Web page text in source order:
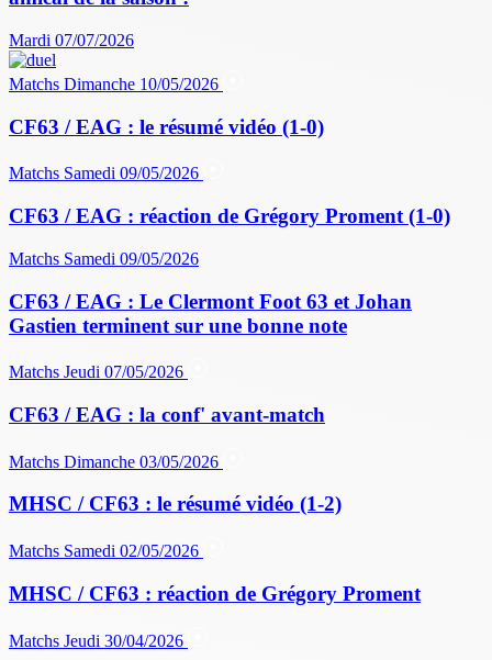
Mardi 07/07/2026
Matchs Dimanche 10/05/2026
CF63 / EAG : le résumé vidéo (1-0)
Matchs Samedi 09/05/2026
CF63 / EAG : réaction de Grégory Proment (1-0)
Matchs Samedi 09/05/2026
CF63 / EAG : Le Clermont Foot 63 et Johan
Gastien terminent sur une bonne note
Matchs Jeudi 07/05/2026
CF63 / EAG : la conf' avant-match
Matchs Dimanche 03/05/2026
MHSC / CF63 : le résumé vidéo (1-2)
Matchs Samedi 02/05/2026
MHSC / CF63 : réaction de Grégory Proment
Matchs Jeudi 30/04/2026